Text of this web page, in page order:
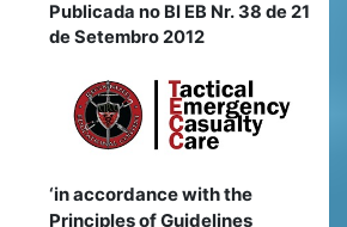
Publicada no BI EB Nr. 38 de21
de Setembro 2012
‘in accordance with the
Principles of Guidelines